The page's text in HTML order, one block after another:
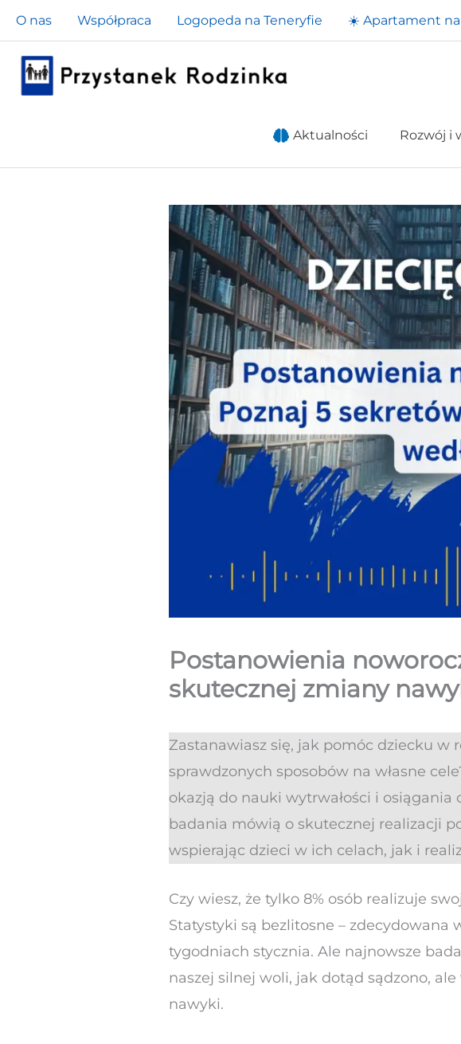
Przejdź
do
treści
O nas Współpraca Logopeda na Teneryfie ☀️ Apartament na
Aktualności Rozwój i
Postanowienia
skutecznej zmiany
Zastanawiasz się, jak pomóc dziecku w
sprawdzonych sposobów na własne
okazją do nauki wytrwałości i
badania mówią o skutecznej realizacji
wspierając dzieci w ich celach, jak i
Czy wiesz, że tylko 8% osób realizuje
Statystyki są bezlitosne – zdecydowana
tygodniach stycznia. Ale najnowsze
naszej silnej woli, jak dotąd sądzono,
nawyki.